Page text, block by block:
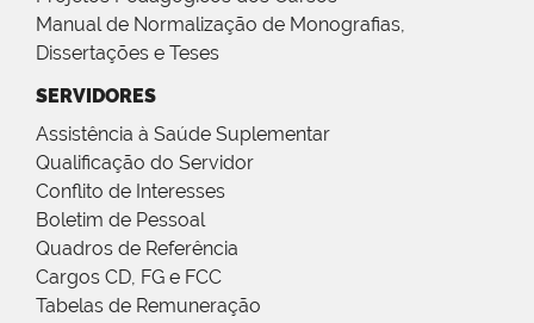
Manual de Normalização de Monografias,
Dissertações e Teses
SERVIDORES
Assistência à Saúde Suplementar
Qualificação do Servidor
Conflito de Interesses
Boletim de Pessoal
Quadros de Referência
Cargos CD, FG e FCC
Tabelas de Remuneração